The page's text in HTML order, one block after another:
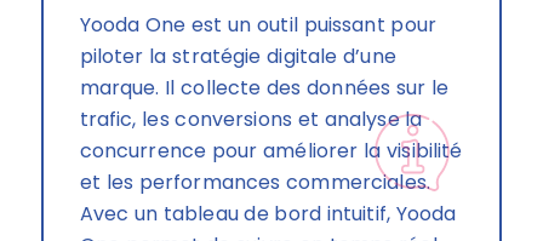
Yooda One est un outil puissant pour
piloter la stratégie digitale d’une
marque. Il collecte des données sur le
trafic, les conversions et analyse la
concurrence pour améliorer la visibilité
et les performances commerciales.
Avec un tableau de bord intuitif, Yooda